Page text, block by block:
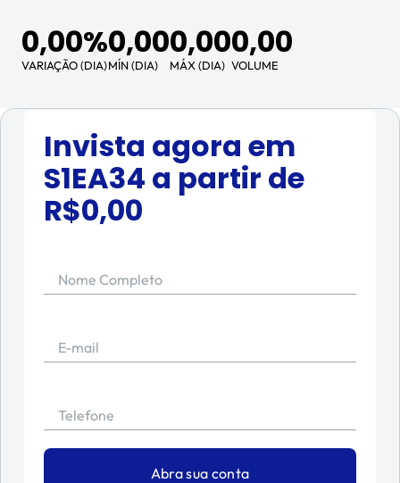
0,00%
VARIAÇÃO (DIA)
0,00
MÍN (DIA)
0,00
MÁX (DIA)
0,00
VOLUME
Invista agora em
S1EA34 a partir de
R$0,00
Nome Completo
E-mail
Telefone
Abra sua conta